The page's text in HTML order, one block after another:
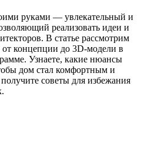
руками — увлекательный и
реализовать идеи и
В статье рассмотрим
от концепции до 3D-модели в
Узнаете, какие нюансы
дом стал комфортным и
советы для избежания